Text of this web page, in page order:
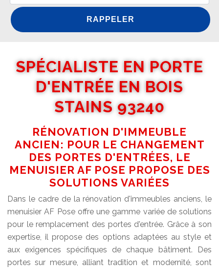
SPÉCIALISTE EN PORTE
D'ENTRÉE EN BOIS
STAINS 93240
RÉNOVATION D'IMMEUBLE
ANCIEN: POUR LE CHANGEMENT
DES PORTES D'ENTRÉES, LE
MENUISIER AF POSE PROPOSE DES
SOLUTIONS VARIÉES
Dans le cadre de la rénovation d'immeubles anciens, le
menuisier AF Pose offre une gamme variée de solutions
pour le remplacement des portes d'entrée. Grâce à son
expertise, il propose des options adaptées au style et
aux exigences spécifiques de chaque bâtiment. Des
portes sur mesure, alliant tradition et modernité, sont